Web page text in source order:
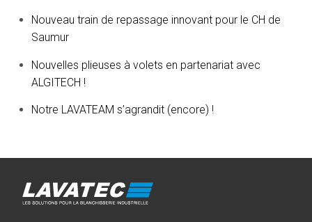
Nouveau train de repassage innovant pour le CH de
Saumur
Nouvelles plieuses à volets en partenariat avec
ALGITECH !
Notre LAVATEAM s’agrandit (encore) !